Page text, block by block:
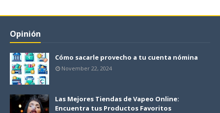
Opinión
Cómo sacarle provecho a tu cuenta nómina
November 22, 2024
Las Mejores Tiendas de Vapeo Online:
Encuentra tus Productos Favoritos